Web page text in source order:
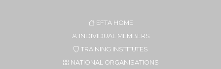
EFTA HOME
INDIVIDUAL MEMBERS
TRAINING INSTITUTES
NATIONAL ORGANISATIONS